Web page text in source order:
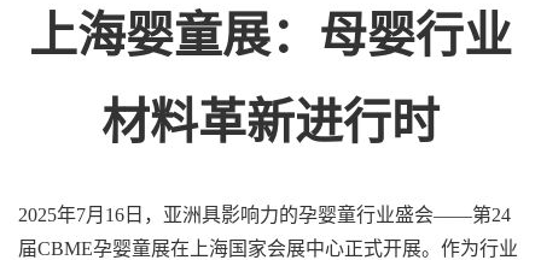
上海婴童展：母婴行业
材料革新进行时
2025年7月16日，亚洲具影响力的孕婴童行业盛会——第24
届CBME孕婴童展在上海国家会展中心正式开展。作为行业